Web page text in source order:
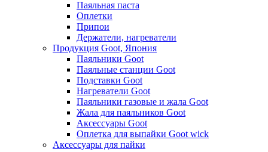
Паяльная паста
Оплетки
Припои
Держатели, нагреватели
Продукция Goot, Япония
Паяльники Goot
Паяльные станции Goot
Подставки Goot
Нагреватели Goot
Паяльники газовые и жала Goot
Жала для паяльников Goot
Аксессуары Goot
Оплетка для выпайки Goot wick
Аксессуары для пайки